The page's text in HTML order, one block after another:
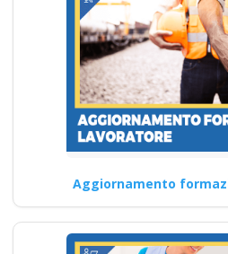
Corsi
attestati: le
indicazioni
Nuovo
regioni 2025
aula
Aggiornamento